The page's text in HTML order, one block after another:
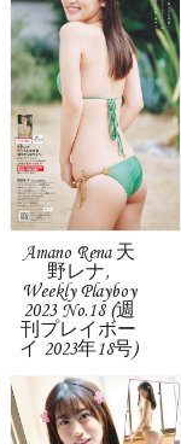
Amano Rena 天
野レナ,
Weekly Playboy
2023 No.18 (週
刊プレイボー
イ 2023年18号)